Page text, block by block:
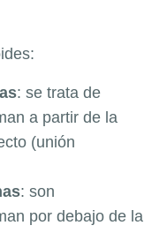
: se trata de
a partir de la
(unión
: son
por debajo de la